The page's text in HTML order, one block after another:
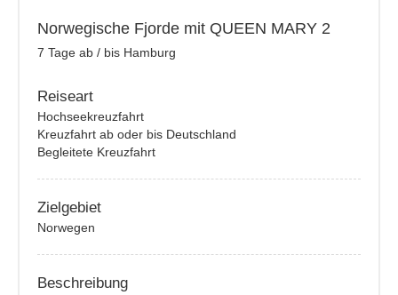
Norwegische Fjorde mit QUEEN MARY 2
7 Tage ab / bis Hamburg
Reiseart
Hochseekreuzfahrt
Kreuzfahrt ab oder bis Deutschland
Begleitete Kreuzfahrt
Zielgebiet
Norwegen
Beschreibung